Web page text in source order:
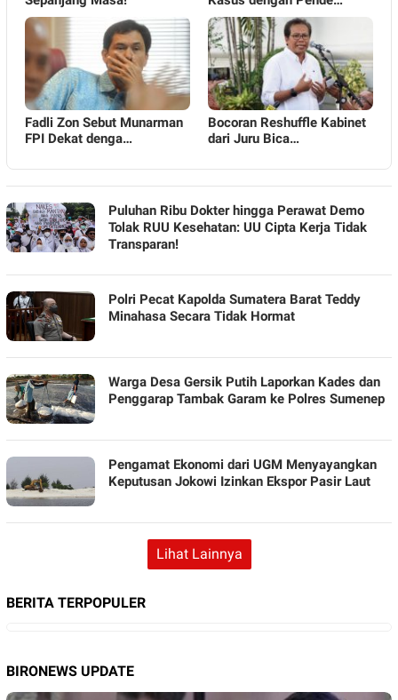
Fadli Zon Sebut Munarman
FPI Dekat denga…
Bocoran Reshuffle Kabinet
dari Juru Bica…
Puluhan Ribu Dokter hingga Perawat Demo
Tolak RUU Kesehatan: UU Cipta Kerja Tidak
Transparan!
Polri Pecat Kapolda Sumatera Barat Teddy
Minahasa Secara Tidak Hormat
Warga Desa Gersik Putih Laporkan Kades dan
Penggarap Tambak Garam ke Polres Sumenep
Pengamat Ekonomi dari UGM Menyayangkan
Keputusan Jokowi Izinkan Ekspor Pasir Laut
Lihat Lainnya
BERITA TERPOPULER
BIRONEWS UPDATE